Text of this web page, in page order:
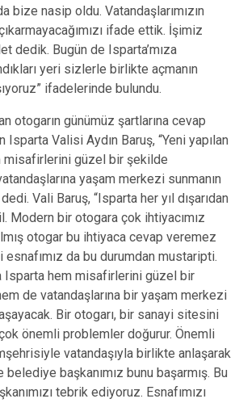
bize nasip oldu. Vatandaşlarımızın
ifade ettik. İşimiz
dedik. Bugün de Isparta’mıza
yeri sizlerle birlikte açmanın
ifadelerinde bulundu.
otogarın günümüz şartlarına cevap
Valisi Aydın Baruş, “Yeni yapılan
misafirlerini güzel bir şekilde
yaşam merkezi sunmanın
Vali Baruş, “Isparta her yıl dışarıdan
Modern bir otogara çok ihtiyacımız
otogar bu ihtiyaca cevap veremez
da bu durumdan mustaripti.
Isparta hem misafirlerini güzel bir
de vatandaşlarına bir yaşam merkezi
Bir otogarı, bir sanayi sitesini
çok önemli problemler doğurur. Önemli
vatandaşıyla birlikte anlaşarak
başkanımız bunu başarmış. Bu
tebrik ediyoruz. Esnafımızı